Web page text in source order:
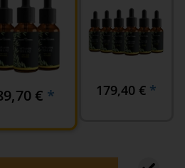
€ * 179,40 € *